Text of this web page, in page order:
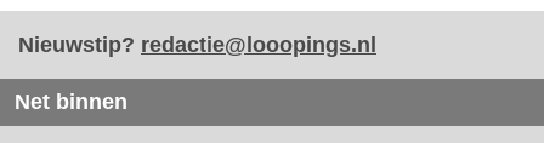
Nieuwstip? redactie@looopings.nl
Net binnen